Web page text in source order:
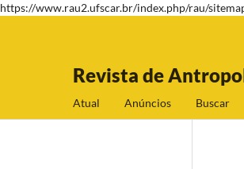
https://www.rau2.ufscar.br/index.php/rau/
Revista de
Atual Anúncios Buscar